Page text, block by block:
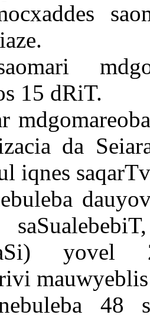
15 dRiT.
da
iqnes
48